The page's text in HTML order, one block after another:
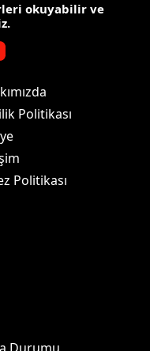
okuyabilir ve
Politikası
Politikası